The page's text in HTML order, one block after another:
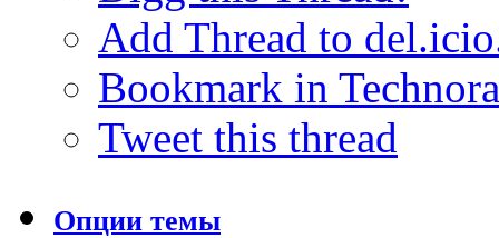
Add Thread to
Bookmark in
Tweet this thread
Опции темы